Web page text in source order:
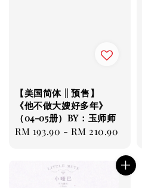
【美国简体 || 预售】
《他不做大嫂好多年》
（04-05册）BY：玉师师
Regular
RM 193.90 -RM 210.90